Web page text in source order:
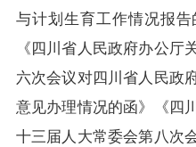
与计划生育工作情况报告
《四川省人民政府办公厅
六次会议对四川省人民政
意见办理情况的函》《四
十三届人大常委会第八次